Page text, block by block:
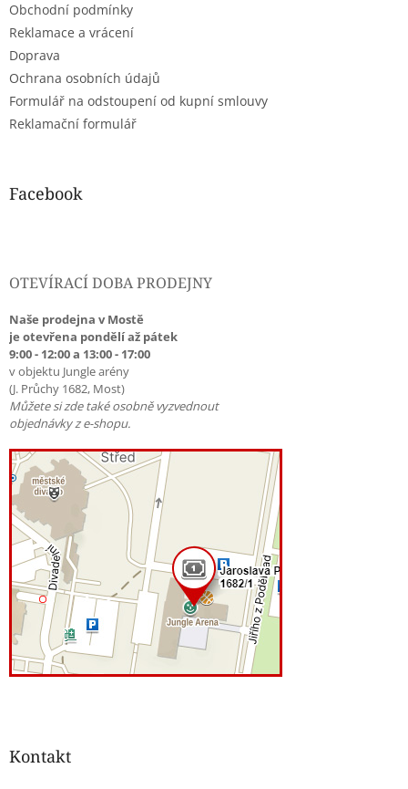
Obchodní podmínky
Reklamace a vrácení
Doprava
Ochrana osobních údajů
Formulář na odstoupení od kupní smlouvy
Reklamační formulář
Facebook
OTEVÍRACÍ DOBA PRODEJNY
Naše prodejna v Mostě
je otevřena pondělí až pátek
9:00 - 12:00 a 13:00 - 17:00
v objektu Jungle arény
(J. Průchy 1682, Most)
Můžete si zde také osobně vyzvednout
objednávky z e-shopu.
Kontakt